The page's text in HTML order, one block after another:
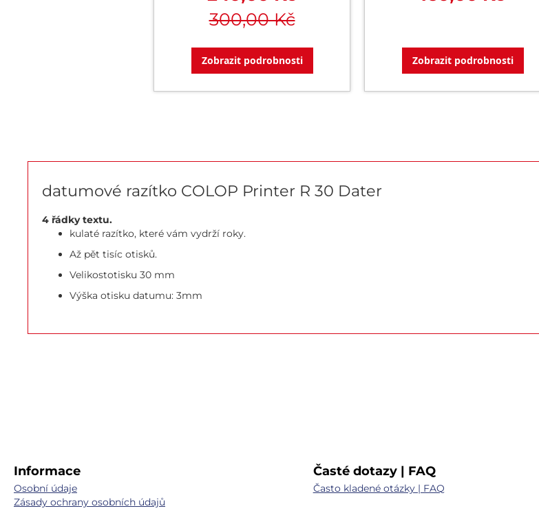
300,00 Kč
Zobrazit podrobnosti Zobrazit podrobnosti
datumové razítko COLOP Printer R 30 Dater
4 řádky textu.
kulaté razítko, které vám vydrží roky.
Až pět tisíc otisků.
Velikostotisku 30 mm
Výška otisku datumu: 3mm
Informace
Osobní údaje
Zásady ochrany osobních údajů
Časté dotazy | FAQ
Často kladené otázky | FAQ